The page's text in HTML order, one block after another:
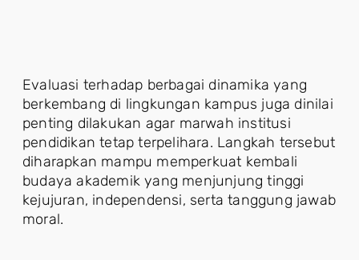
Evaluasi terhadap berbagai dinamika yang
berkembang di lingkungan kampus juga dinilai
penting dilakukan agar marwah institusi
pendidikan tetap terpelihara. Langkah tersebut
diharapkan mampu memperkuat kembali
budaya akademik yang menjunjung tinggi
kejujuran, independensi, serta tanggung jawab
moral.